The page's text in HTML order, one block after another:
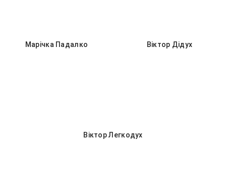
Марічка Падалко Віктор Дідух
Віктор Легкодух